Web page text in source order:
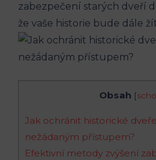
zabezpečení starých dveří
že vaše historie bude dále
Obsah [
Jak ochránit historické
nežádaným přístupem?
Efektivní metody zvýšení